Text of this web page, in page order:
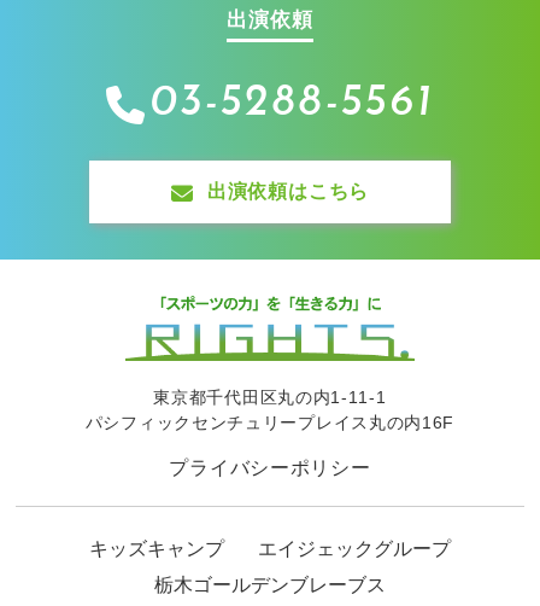
出演依頼
03-5288-5561
出演依頼はこちら
東京都千代田区丸の内1-11-1
パシフィックセンチュリープレイス丸の内16F
プライバシーポリシー
キッズキャンプ
エイジェックグループ
栃木ゴールデンブレーブス